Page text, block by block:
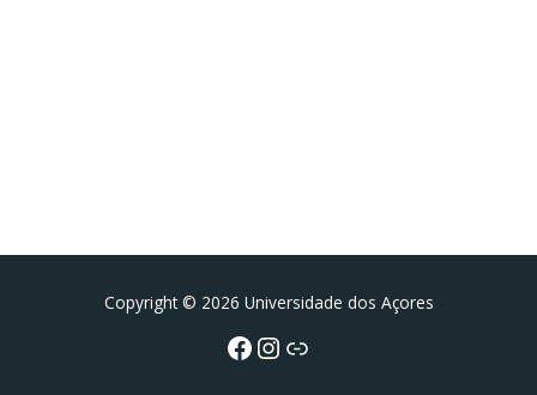
Copyright © 2026 Universidade dos Açores
Facebook
Instagram da FCTPortal da UAc